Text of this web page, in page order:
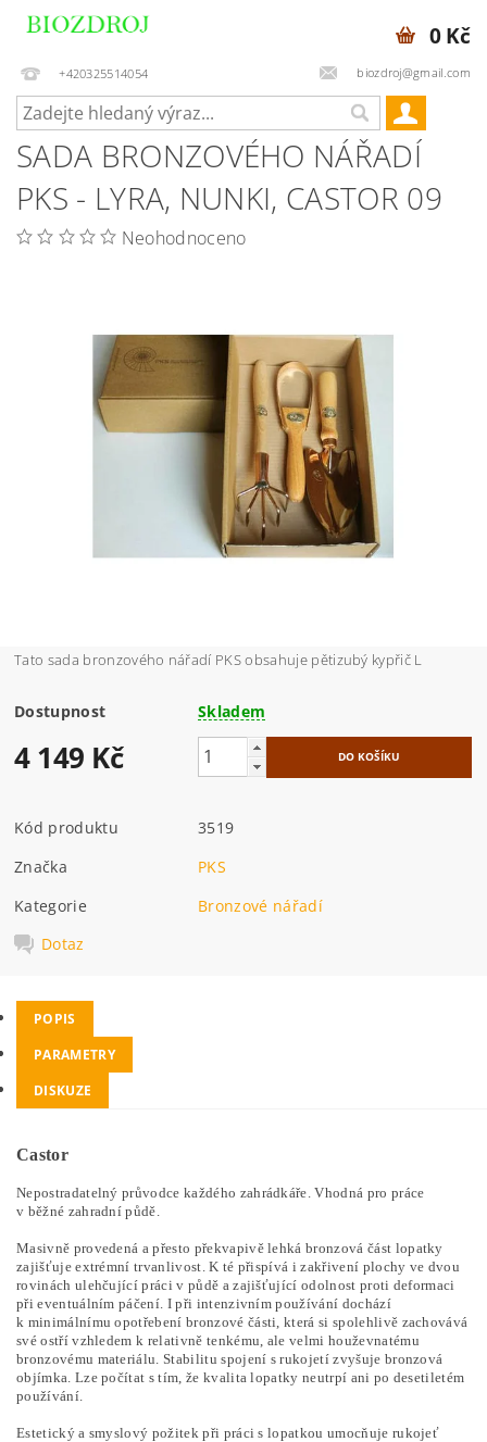
+420325514054 biozdroj@gmail.com
0 Kč
SADA BRONZOVÉHO NÁŘADÍ
PKS - LYRA, NUNKI, CASTOR 09
Neohodnoceno
Tato sada bronzového nářadí PKS obsahuje pětizubý kypřič L
Dostupnost Skladem
4 149 Kč
Kód produktu
3519
Značka
PKS
Kategorie
Bronzové nářadí
Dotaz
POPIS
PARAMETRY
DISKUZE
Castor
Nepostradatelný průvodce každého zahrádkáře. Vhodná pro práce
v běžné zahradní půdě.
Masivně provedená a přesto překvapivě lehká bronzová část lopatky
zajišťuje extrémní trvanlivost. K té přispívá i zakřivení plochy ve dvou
rovinách ulehčující práci v půdě a zajišťující odolnost proti deformaci
při eventuálním páčení. I při intenzivním používání dochází
k minimálnímu opotřebení bronzové části, která si spolehlivě zachovává
své ostří vzhledem k relativně tenkému, ale velmi houževnatému
bronzovému materiálu. Stabilitu spojení s rukojetí zvyšuje bronzová
objímka. Lze počítat s tím, že kvalita lopatky neutrpí ani po desetiletém
používání.
Estetický a smyslový požitek při práci s lopatkou umocňuje rukojeť